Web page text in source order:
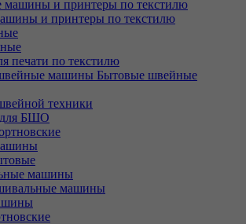
и принтеры по текстилю
печати по текстилю
Бытовые швейные
техники
для БШО
машины
машины